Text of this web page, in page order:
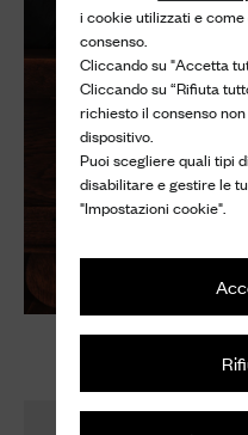
i cookie utilizzati e
consenso.
Cliccando su "Accetta
Cliccando su “Rifiuta
richiesto il consenso
dispositivo.
Puoi scegliere quali tipi
disabilitare e gestire le
"Impostazioni cookie".